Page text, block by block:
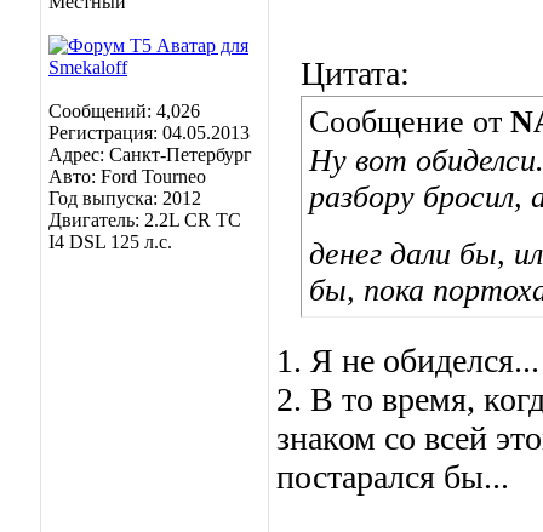
Сообщений: 4,026
Регистрация: 04.05.2013
Адрес: Санкт-Петербург
Авто: Ford Tourneo
Год выпуска: 2012
Двигатель: 2.2L CR TC
I4 DSL 125 л.с.
Цитата:
Сообщение от
Ну вот
разбору бросил,
денег дали бы,
бы, пока
1. Я не обиделся...
2. В то время,
знаком со всей
постарался бы...